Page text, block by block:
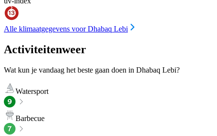
Alle klimaatgegevens voor Dhabaq Lebi
Activiteitenweer
Wat kun je vandaag het beste gaan doen in Dhabaq Lebi?
Watersport
Barbecue